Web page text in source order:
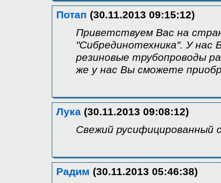
Потап (30.11.2013 09:15:12)
Приветствуем Вас на
"Сибрединотехника". У
резиновые трубопроводы
же у нас Вы сможете
Лука (30.11.2013 09:08:12)
Свежий
Радим (30.11.2013 05:46:38)